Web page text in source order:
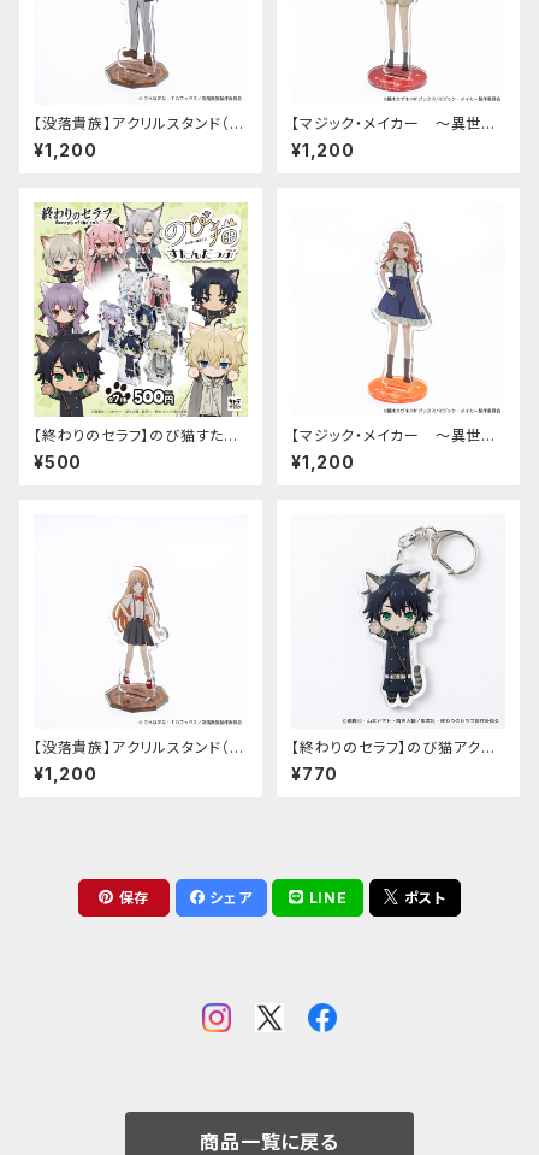
【没落貴族】アクリルスタンド（リ
アム）
¥1,200
【マジック・メイカー ～異世界
魔法の作り方～】アクリルスタン
ド（シオン）
¥1,200
【終わりのセラフ】のび猫すたん
だっぷ
¥500
【マジック・メイカー ～異世界
魔法の作り方～】アクリルスタン
ド（マリー）
¥1,200
【没落貴族】アクリルスタンド（少
女ラードーン）
¥1,200
【終わりのセラフ】のび猫アクリ
ルキーホルダー（百夜優一郎）
¥770
保存 シェア LINE ポスト
商品一覧に戻る